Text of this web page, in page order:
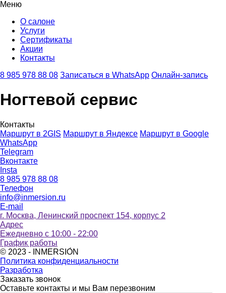
Меню
О салоне
Услуги
Сертификаты
Акции
Контакты
8 985 978 88 08 Записаться в WhatsApp Онлайн-запись
Ногтевой сервис
Контакты
Маршрут в 2GIS Маршрут в Яндексе Маршрут в Google
WhatsApp
Telegram
Вконтакте
Instа
8 985 978 88 08
Телефон
info@inmersion.ru
E-mail
г. Москва, Ленинский проспект 154, корпус 2
Адрес
Ежедневно с 10:00 - 22:00
График работы
© 2023 - INMERSIО́N
Политика конфиденциальности
Разработка
Заказать звонок
Оставьте контакты и мы Вам перезвоним